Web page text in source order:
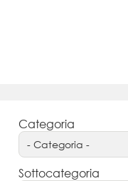
Categoria
Sottocategoria